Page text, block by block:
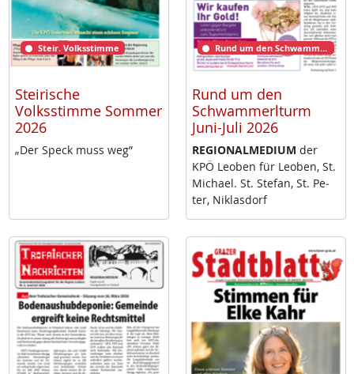
Steir. Volksstimme
Steirische
Volksstimme Sommer
2026
„Der Speck muss weg”
Rund um den Schwammerlturm
Rund um den
Schwammerlturm
Juni-Juli 2026
RE­GIO­NAL­ME­DI­UM der
KPÖ Leo­ben für Leo­ben, St.
Mi­cha­el. St. Ste­fan, St. Pe­
ter, Niklas­dorf